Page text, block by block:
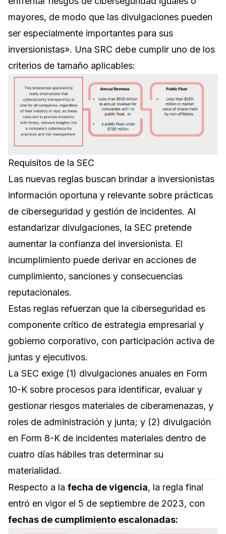
mayores, de modo que las divulgaciones pueden
ser especialmente importantes para sus
inversionistas». Una SRC debe cumplir uno de los
criterios de tamaño aplicables:
Requisitos de la SEC
Las nuevas reglas buscan brindar a inversionistas
información oportuna y relevante sobre prácticas
de ciberseguridad y gestión de incidentes. Al
estandarizar divulgaciones, la SEC pretende
aumentar la confianza del inversionista. El
incumplimiento puede derivar en acciones de
cumplimiento, sanciones y consecuencias
reputacionales.
Estas reglas refuerzan que la ciberseguridad es
componente crítico de estrategia empresarial y
gobierno corporativo, con participación activa de
juntas y ejecutivos.
La SEC exige (1) divulgaciones anuales en Form
10-K sobre procesos para identificar, evaluar y
gestionar riesgos materiales de ciberamenazas, y
roles de administración y junta; y (2) divulgación
en Form 8-K de incidentes materiales dentro de
cuatro días hábiles tras determinar su
materialidad.
Respecto a la fecha de vigencia, la regla final
entró en vigor el 5 de septiembre de 2023, con
fechas de cumplimiento escalonadas: